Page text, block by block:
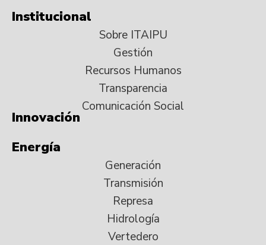
Institucional
Sobre ITAIPU
Gestión
Recursos Humanos
Transparencia
Comunicación Social
Innovación
Energía
Generación
Transmisión
Represa
Hidrología
Vertedero